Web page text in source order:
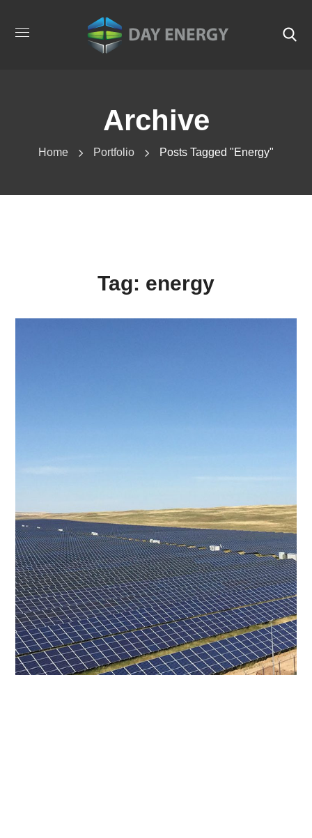
Archive
Home Portfolio Posts Tagged "energy"
Tag: energy